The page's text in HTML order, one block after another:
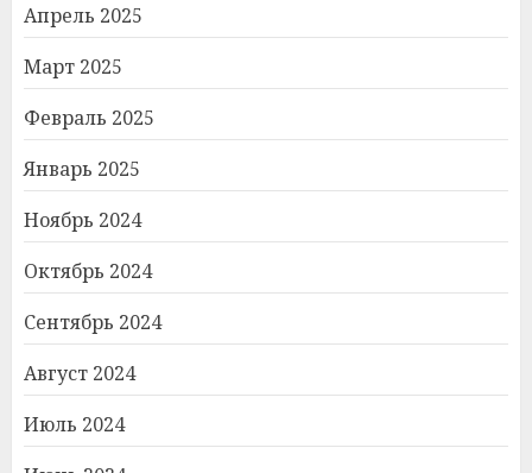
Апрель 2025
Март 2025
Февраль 2025
Январь 2025
Ноябрь 2024
Октябрь 2024
Сентябрь 2024
Август 2024
Июль 2024